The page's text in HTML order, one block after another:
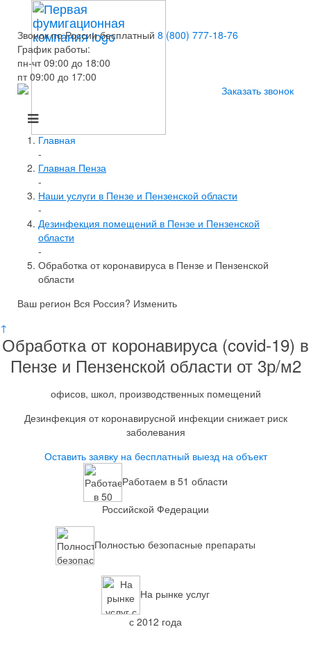
Звонок по России бесплатный 8 (800) 777-18-76
График работы:
пн-чт 09:00 до 18:00
пт 09:00 до 17:00
Заказать звонок
Главная
-
Главная Пенза
-
Наши услуги в Пензе и Пензенской области
-
Дезинфекция помещений в Пензе и Пензенской
области
-
Обработка от коронавируса в Пензе и Пензенской
области
Ваш регион Вся Россия? Изменить
↑
Обработка от коронавируса (covid-19) в
Пензе и Пензенской области от 3р/м2
офисов, школ, производственных помещений
Дезинфекция от коронавирусной инфекции снижает риск
заболевания
Оставить заявку на бесплатный выезд на объект
Работаем в 51 области
Российской Федерации
Полностью безопасные препараты
На рынке услуг
с 2012 года